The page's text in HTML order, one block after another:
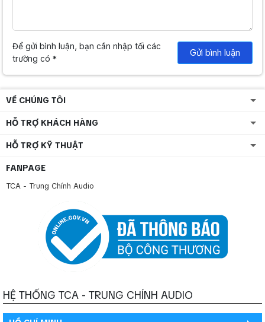
Để gửi bình luận, bạn cần nhập tối các
trường có *
Gửi bình luận
VỀ CHÚNG TÔI
HỖ TRỢ KHÁCH HÀNG
HỖ TRỢ KỸ THUẬT
FANPAGE
TCA - Trung Chính Audio
HỆ THỐNG TCA - TRUNG CHÍNH AUDIO